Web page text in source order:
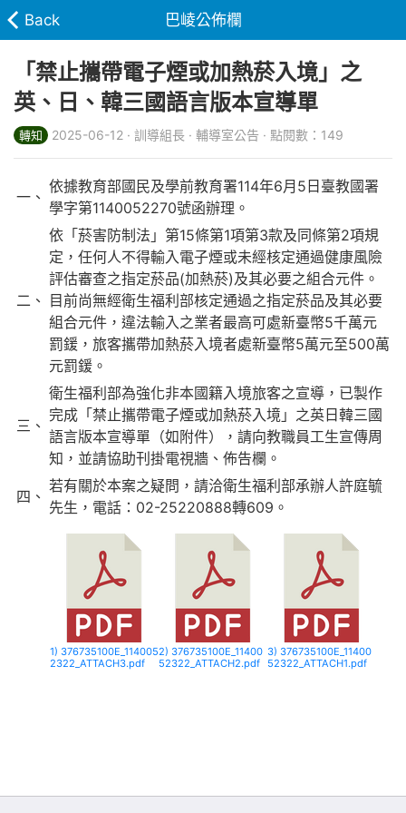
Back 巴崚公佈欄
「禁止攜帶電子煙或加熱菸入境」之
英、日、韓三國語言版本宣導單
轉知 2025-06-12 · 訓導組長 · 輔導室公告 · 點閱數：149
一、
依據教育部國民及學前教育署114年6月5日臺教國署
學字第1140052270號函辦理。
二、
依「菸害防制法」第15條第1項第3款及同條第2項規
定，任何人不得輸入電子煙或未經核定通過健康風險
評估審查之指定菸品(加熱菸)及其必要之組合元件。
目前尚無經衛生福利部核定通過之指定菸品及其必要
組合元件，違法輸入之業者最高可處新臺幣5千萬元
罰鍰，旅客攜帶加熱菸入境者處新臺幣5萬元至500萬
元罰鍰。
三、
衛生福利部為強化非本國籍入境旅客之宣導，已製作
完成「禁止攜帶電子煙或加熱菸入境」之英日韓三國
語言版本宣導單（如附件），請向教職員工生宣傳周
知，並請協助刊掛電視牆、佈告欄。
四、
若有關於本案之疑問，請洽衛生福利部承辦人許庭毓
先生，電話：02-25220888轉609。
1) 376735100E_114005
2322_ATTACH3.pdf
2) 376735100E_11400
52322_ATTACH2.pdf
3) 376735100E_11400
52322_ATTACH1.pdf